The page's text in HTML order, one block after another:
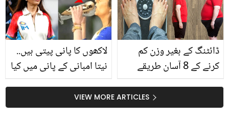
لاکھوں کا پانی پیتی ہیں..
نیتا امبانی کے پانی میں کیا
خاص بات ہے جو اتنا مہنگا
ہے؟
ڈائٹنگ کے بغیر وزن کم
کرنے کے 8 آسان طریقے
جانیئے جو بنائے آپ کو جلد
ہی اسمارٹ وہ بھی بغیر
کسی نقصان کے
VIEW MORE ARTICLES